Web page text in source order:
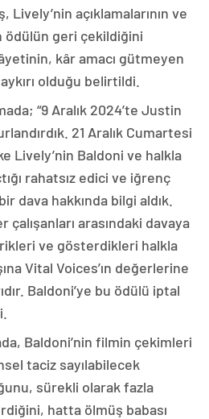
Lively’nin açıklamalarının ve
ödülün geri çekildiğini
kâr amacı gütmeyen
olduğu belirtildi.
“9 Aralık 2024’te Justin
21 Aralık Cumartesi
Lively’nin Baldoni ve halkla
rahatsız edici ve iğrenç
dava hakkında bilgi aldık.
arasındaki davaya
ve gösterdikleri halkla
Vital Voices’ın değerlerine
Baldoni’ye bu ödülü iptal
Baldoni’nin filmin çekimleri
taciz sayılabilecek
sürekli olarak fazla
hatta ölmüş babası